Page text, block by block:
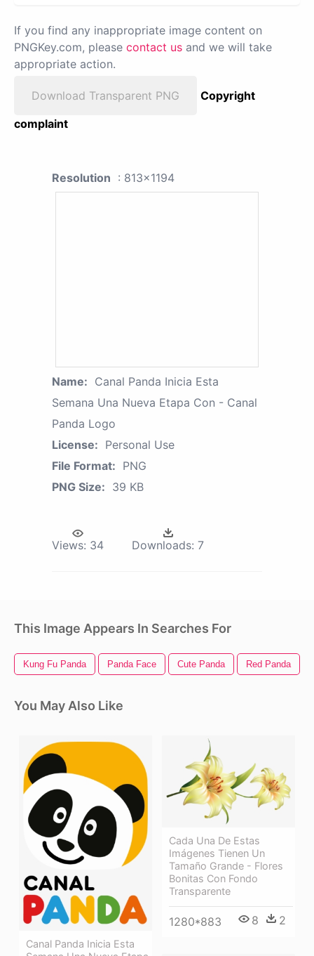
If you find any inappropriate image content on
PNGKey.com, please contact us and we will take
appropriate action.
Download Transparent PNG
Copyright
complaint
Resolution : 813x1194
Name: Canal Panda Inicia Esta
Semana Una Nueva Etapa Con - Canal
Panda Logo
License: Personal Use
File Format: PNG
PNG Size: 39 KB
Views: 34 Downloads: 7
This Image Appears In Searches For
Kung Fu Panda Panda Face Cute Panda Red Panda
You May Also Like
Canal Panda Inicia Esta
Cada Una De Estas
Imágenes Tienen Un
Tamaño Grande - Flores
Bonitas Con Fondo
Transparente
1280*883 8 2